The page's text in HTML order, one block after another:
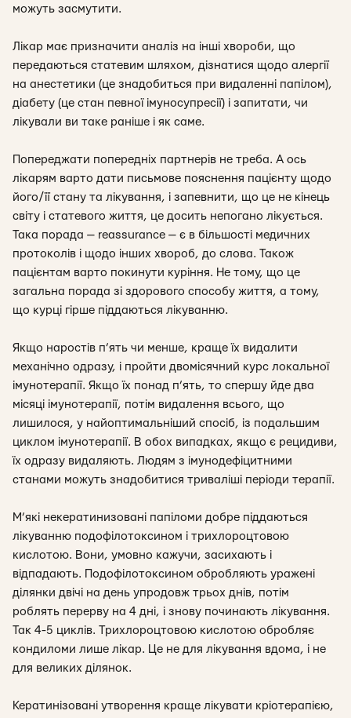
можуть засмутити.
Лікар має призначити аналіз на інші хвороби, що
передаються статевим шляхом, дізнатися щодо алергії
на анестетики (це знадобиться при видаленні папілом),
діабету (це стан певної імуносупресії) і запитати, чи
лікували ви таке раніше і як саме.
Попереджати попередніх партнерів не треба. А ось
лікарям варто дати письмове пояснення пацієнту щодо
його/її стану та лікування, і запевнити, що це не кінець
світу і статевого життя, це досить непогано лікується.
Така порада — reassurance — є в більшості медичних
протоколів і щодо інших хвороб, до слова. Також
пацієнтам варто покинути куріння. Не тому, що це
загальна порада зі здорового способу життя, а тому,
що курці гірше піддаються лікуванню.
Якщо наростів п’ять чи менше, краще їх видалити
механічно одразу, і пройти двомісячний курс локальної
імунотерапії. Якщо їх понад п’ять, то спершу йде два
місяці імунотерапії, потім видалення всього, що
лишилося, у найоптимальніший спосіб, із подальшим
циклом імунотерапії. В обох випадках, якщо є рецидиви,
їх одразу видаляють. Людям з імунодефіцитними
станами можуть знадобитися триваліші періоди терапії.
М’які некератинизовані папіломи добре піддаються
лікуванню подофілотоксином і трихлороцтовою
кислотою. Вони, умовно кажучи, засихають і
відпадають. Подофілотоксином обробляють уражені
ділянки двічі на день упродовж трьох днів, потім
роблять перерву на 4 дні, і знову починають лікування.
Так 4-5 циклів. Трихлороцтовою кислотою обробляє
кондиломи лише лікар. Це не для лікування вдома, і не
для великих ділянок.
Кератинізовані утворення краще лікувати кріотерапією,